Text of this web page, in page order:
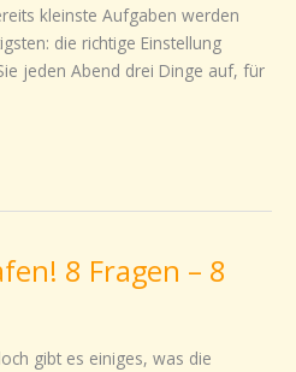
kleinste Aufgaben werden
die richtige Einstellung
jeden Abend drei Dinge auf, für
8 Fragen – 8
gibt es einiges, was die